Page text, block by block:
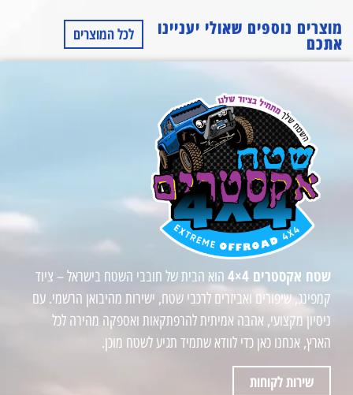
מוצרים נוספים שאולי יעניינו
אתכם לכל המוצרים
שטח אקסטרים 4×4
הוא הבית של חובבי השטח בישראל – ציוד
קמפינג, שיפורים ואביזרים לרכבי שטח, ישירות מהיבואן הרשמי. עם
ניסיון מקצועי, אהבה אמיתית להרפתקאות ואספקה מהירה לכל
הארץ, אנחנו כאן כדי לוודא שתמיד תגיע לשטח מוכן.
שירות לקוחות